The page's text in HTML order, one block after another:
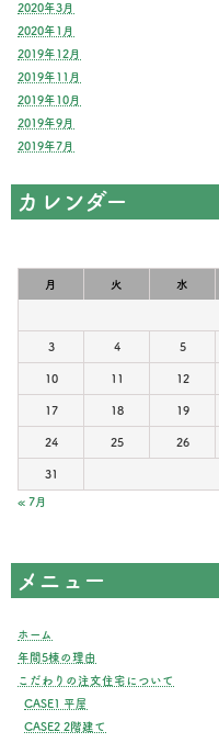
2020年3月
2020年1月
2019年12月
2019年11月
2019年10月
2019年9月
2019年7月
カレンダー
月 火 水
3 4 5
10 11 12
17 18 19
24 25 26
31
« 7月
メニュー
ホーム
年間5棟の理由
こだわりの注文住宅について
CASE1 平屋
CASE2 2階建て